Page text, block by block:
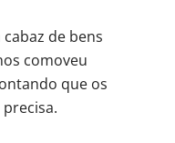
de bens
comoveu
que os